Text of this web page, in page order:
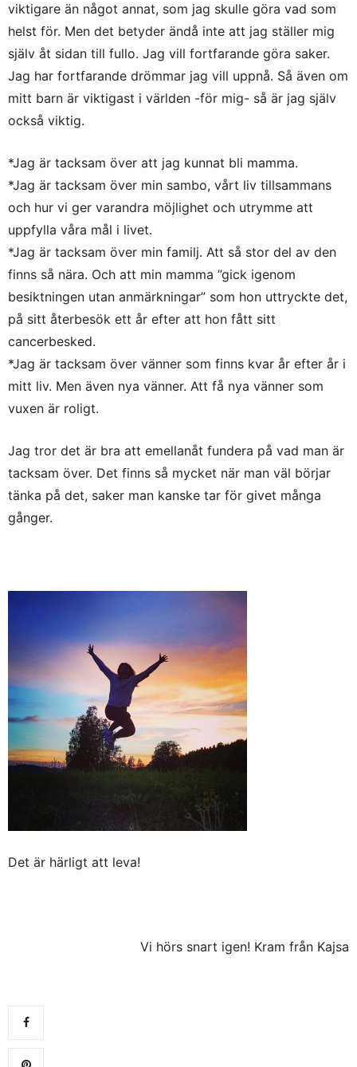
viktigare än något annat, som jag skulle göra vad som
helst för. Men det betyder ändå inte att jag ställer mig
själv åt sidan till fullo. Jag vill fortfarande göra saker.
Jag har fortfarande drömmar jag vill uppnå. Så även om
mitt barn är viktigast i världen -för mig- så är jag själv
också viktig.
*Jag är tacksam över att jag kunnat bli mamma.
*Jag är tacksam över min sambo, vårt liv tillsammans
och hur vi ger varandra möjlighet och utrymme att
uppfylla våra mål i livet.
*Jag är tacksam över min familj. Att så stor del av den
finns så nära. Och att min mamma ”gick igenom
besiktningen utan anmärkningar” som hon uttryckte det,
på sitt återbesök ett år efter att hon fått sitt
cancerbesked.
*Jag är tacksam över vänner som finns kvar år efter år i
mitt liv. Men även nya vänner. Att få nya vänner som
vuxen är roligt.
Jag tror det är bra att emellanåt fundera på vad man är
tacksam över. Det finns så mycket när man väl börjar
tänka på det, saker man kanske tar för givet många
gånger.
Det är härligt att leva!
Vi hörs snart igen! Kram från Kajsa